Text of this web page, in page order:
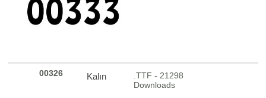
00326 Kalın
.TTF - 21298
Downloads